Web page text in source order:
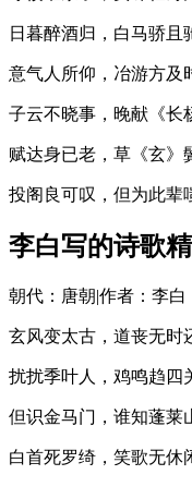
日暮醉酒归，白马骄且
意气人所仰，冶游方及
子云不晓事，晚献《长
赋达身已老，草《玄》
投阁良可叹，但为此辈
李白写的诗歌
朝代：唐朝|作者：李白
玄风变太古，道丧无时
扰扰季叶人，鸡鸣趋四
但识金马门，谁知蓬莱
白首死罗绮，笑歌无休